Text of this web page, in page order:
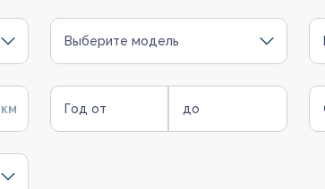
Выберите модель
Год от до